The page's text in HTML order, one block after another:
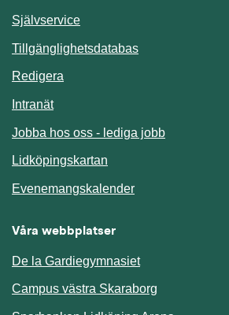
SjälvserviceLänk till annan webbplats.
TillgänglighetsdatabasLänk till annan
Redigera
IntranätLänk till annan webbplats.
Jobba hos oss - lediga jobb
Lidköpingskartan
EvenemangskalenderLänk till annan
Våra webbplatser
De la Gardiegymnasiet
Campus västra Skaraborg